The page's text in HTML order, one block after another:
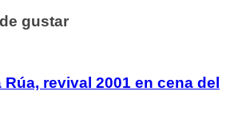
gustar
revival 2001 en cena del